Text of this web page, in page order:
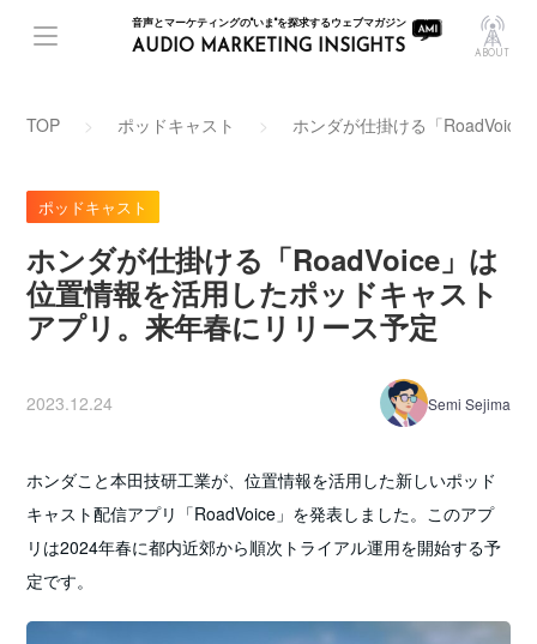
音声とマーケティングの"いま"を探求するウェブマガジン
AUDIO MARKETING INSIGHTS ABOUT
TOP ポッドキャスト ホンダが仕掛ける「RoadVoice
ポッドキャスト
ホンダが仕掛ける「RoadVoice」は
位置情報を活用したポッドキャスト
アプリ。来年春にリリース予定
2023.12.24 Semi Sejima
ホンダこと本田技研工業が、位置情報を活用した新しいポッド
キャスト配信アプリ「RoadVoice」を発表しました。このアプ
リは2024年春に都内近郊から順次トライアル運用を開始する予
定です。